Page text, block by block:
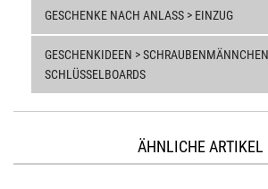
GESCHENKE NACH ANLASS > EINZUG
GESCHENKIDEEN >
SCHLÜSSELBOARDS
ÄHNLICHE ARTIKEL